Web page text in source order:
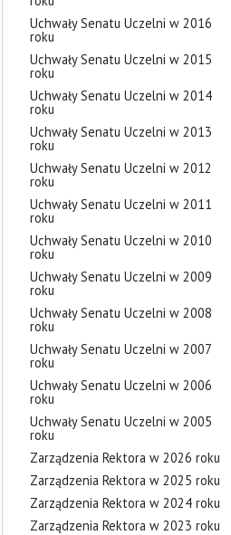
Uchwały Senatu Uczelni w 2016
roku
Uchwały Senatu Uczelni w 2015
roku
Uchwały Senatu Uczelni w 2014
roku
Uchwały Senatu Uczelni w 2013
roku
Uchwały Senatu Uczelni w 2012
roku
Uchwały Senatu Uczelni w 2011
roku
Uchwały Senatu Uczelni w 2010
roku
Uchwały Senatu Uczelni w 2009
roku
Uchwały Senatu Uczelni w 2008
roku
Uchwały Senatu Uczelni w 2007
roku
Uchwały Senatu Uczelni w 2006
roku
Uchwały Senatu Uczelni w 2005
roku
Zarządzenia Rektora w 2026 roku
Zarządzenia Rektora w 2025 roku
Zarządzenia Rektora w 2024 roku
Zarządzenia Rektora w 2023 roku